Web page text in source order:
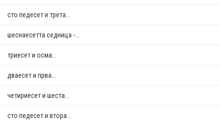
сто педесет и трета...
шеснаесетта седница -...
триесет и осма...
дваесет и прва...
четириесет и шеста...
сто педесет и втора...